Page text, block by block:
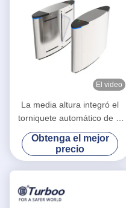
El video
La media altura integró el
torniquete automático de la
barrera de la aleta con el
reconocimiento de cara
Obtenga el mejor
precio